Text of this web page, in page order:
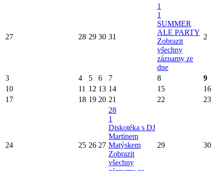
27 28 29 30 31
1
1
SUMMER
ALE PARTY
Zobrazit
všechny
záznamy ze
dne
2
3 4 5 6 7 8
9
10
11 12 13 14 15
16
17
18 19 20 21 22 23
24 25 26 27
28
1
Diskotéka s DJ
Martinem
Matýskem
Zobrazit
všechny
29 30